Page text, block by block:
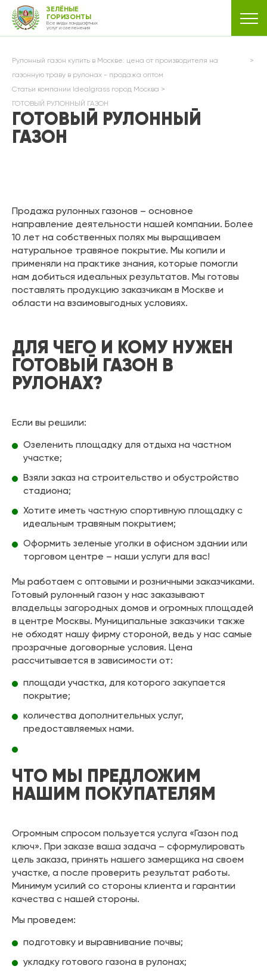
ЗЕЛЁНЫЕ
ГОРИЗОНТЫ
Все виды ландшафтных
услуг и озеленения
Рулонный газон купить в Москве: цена от производителя на
газонную траву в рулонах - продажа оптом
Статьи компании Idealgrass город Москва
ГОТОВЫЙ РУЛОННЫЙ ГАЗОН
ГОТОВЫЙ РУЛОННЫЙ
ГАЗОН
Продажа рулонных газонов – основное
направление деятельности нашей компании. Более
10 лет на собственных полях мы выращиваем
натуральное травяное покрытие. Мы копили и
применяли на практике знания, которые помогли
нам добиться идеальных результатов. Мы готовы
поставлять продукцию заказчикам в Москве и
области на взаимовыгодных условиях.
ДЛЯ ЧЕГО И КОМУ НУЖЕН
ГОТОВЫЙ ГАЗОН В
РУЛОНАХ?
Если вы решили:
Озеленить площадку для отдыха на частном
участке;
Взяли заказ на строительство и обустройство
стадиона;
Хотите иметь частную спортивную площадку с
идеальным травяным покрытием;
Оформить зеленые уголки в офисном здании или
торговом центре – наши услуги для вас!
Мы работаем с оптовыми и розничными заказчиками.
Готовый рулонный газон у нас заказывают
владельцы загородных домов и огромных площадей
в центре Москвы. Муниципальные заказчики также
не обходят нашу фирму стороной, ведь у нас самые
прозрачные договорные условия. Цена
рассчитывается в зависимости от:
площади участка, для которого закупается
покрытие;
количества дополнительных услуг,
предоставляемых нами.
ЧТО МЫ ПРЕДЛОЖИМ
НАШИМ ПОКУПАТЕЛЯМ
Огромным спросом пользуется услуга «Газон под
ключ». При заказе ваша задача – сформулировать
цель заказа, принять нашего замерщика на своем
участке, а после проверить результат работы.
Минимум усилий со стороны клиента и гарантии
качества с нашей стороны.
Мы проведем:
подготовку и выравнивание почвы;
укладку готового газона в рулонах;